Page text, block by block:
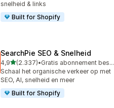
snelheid & links
Built for Shopify
SearchPie SEO & Snelheid
4,9van 5 sterren
(2.337)
2337 recensies in totaal
•
Gratis abonnement beschikbaar
Schaal het organische verkeer op met
SEO, AI, snelheid en meer
Built for Shopify